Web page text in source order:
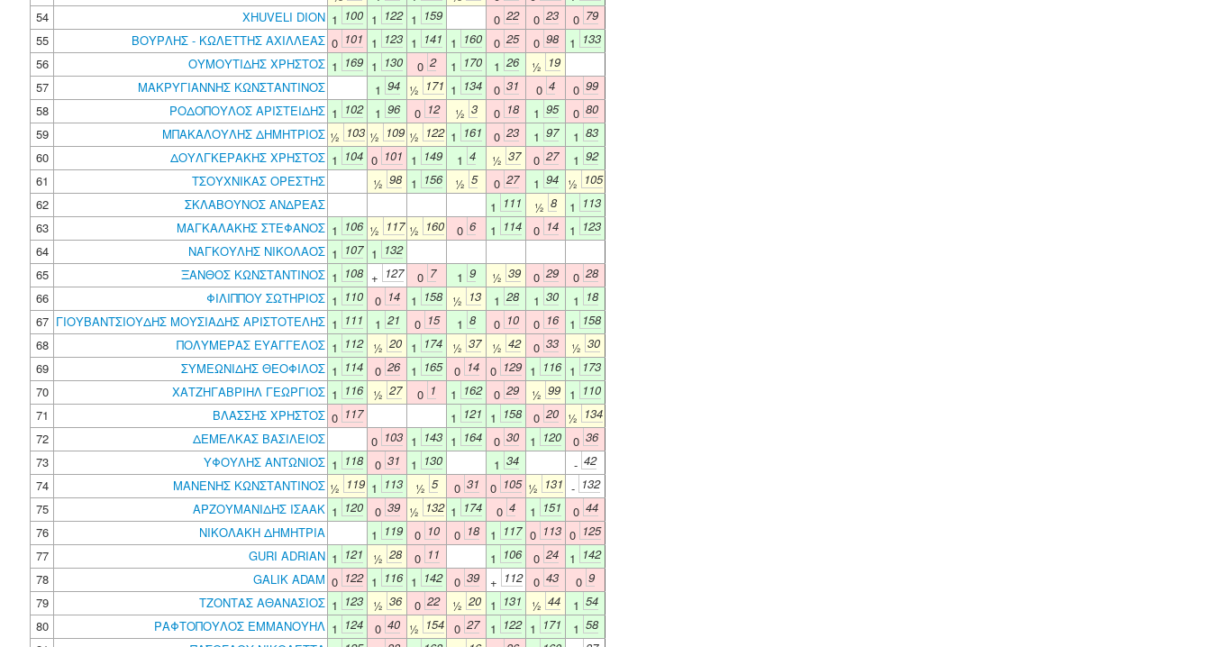
54
XHUVELI DION 1 100 1 122 1 159 0 22 0 23 0 79
55
ΒΟΥΡΛΗΣ - ΚΩΛΕΤΤΗΣ ΑΧΙΛΛΕΑΣ 0 101 1 123 1 141 1 160 0 25 0 98 1 133
56
ΟΥΜΟΥΤΙΔΗΣ ΧΡΗΣΤΟΣ 1 169 1 130 0 2 1 170 1 26 ½ 19
57
ΜΑΚΡΥΓΙΑΝΝΗΣ ΚΩΝΣΤΑΝΤΙΝΟΣ 1 94 ½ 171 1 134 0 31 0 4 0 99
58
ΡΟΔΟΠΟΥΛΟΣ ΑΡΙΣΤΕΙΔΗΣ 1 102 1 96 0 12 ½ 3 0 18 1 95 0 80
59
ΜΠΑΚΑΛΟΥΛΗΣ ΔΗΜΗΤΡΙΟΣ ½ 103 ½ 109 ½ 122 1 161 0 23 1 97 1 83
60
ΔΟΥΛΓΚΕΡΑΚΗΣ ΧΡΗΣΤΟΣ 1 104 0 101 1 149 1 4 ½ 37 0 27 1 92
61
ΤΣΟΥΧΝΙΚΑΣ ΟΡΕΣΤΗΣ ½ 98 1 156 ½ 5 0 27 1 94 ½ 105
62
ΣΚΛΑΒΟΥΝΟΣ ΑΝΔΡΕΑΣ 1 111 ½ 8 1 113
63
ΜΑΓΚΑΛΑΚΗΣ ΣΤΕΦΑΝΟΣ 1 106 ½ 117 ½ 160 0 6 1 114 0 14 1 123
64
ΝΑΓΚΟΥΛΗΣ ΝΙΚΟΛΑΟΣ 1 107 1 132
65
ΞΑΝΘΟΣ ΚΩΝΣΤΑΝΤΙΝΟΣ 1 108 + 127 0 7 1 9 ½ 39 0 29 0 28
66
ΦΙΛΙΠΠΟΥ ΣΩΤΗΡΙΟΣ 1 110 0 14 1 158 ½ 13 1 28 1 30 1 18
67 ΓΙΟΥΒΑΝΤΣΙΟΥΔΗΣ ΜΟΥΣΙΑΔΗΣ ΑΡΙΣΤΟΤΕΛΗΣ 1 111 1 21 0 15 1 8 0 10 0 16 1 158
68
ΠΟΛΥΜΕΡΑΣ ΕΥΑΓΓΕΛΟΣ 1 112 ½ 20 1 174 ½ 37 ½ 42 0 33 ½ 30
69
ΣΥΜΕΩΝΙΔΗΣ ΘΕΟΦΙΛΟΣ 1 114 0 26 1 165 0 14 0 129 1 116 1 173
70
ΧΑΤΖΗΓΑΒΡΙΗΛ ΓΕΩΡΓΙΟΣ 1 116 ½ 27 0 1 1 162 0 29 ½ 99 1 110
71
ΒΛΑΣΣΗΣ ΧΡΗΣΤΟΣ 0 117 1 121 1 158 0 20 ½ 134
72
ΔΕΜΕΛΚΑΣ ΒΑΣΙΛΕΙΟΣ 0 103 1 143 1 164 0 30 1 120 0 36
73
ΥΦΟΥΛΗΣ ΑΝΤΩΝΙΟΣ 1 118 0 31 1 130 1 34 - 42
74
ΜΑΝΕΝΗΣ ΚΩΝΣΤΑΝΤΙΝΟΣ ½ 119 1 113 ½ 5 0 31 0 105 ½ 131 - 132
75
ΑΡΖΟΥΜΑΝΙΔΗΣ ΙΣΑΑΚ 1 120 0 39 ½ 132 1 174 0 4 1 151 0 44
76
ΝΙΚΟΛΑΚΗ ΔΗΜΗΤΡΙΑ 1 119 0 10 0 18 1 117 0 113 0 125
77
GURI ADRIAN 1 121 ½ 28 0 11 1 106 0 24 1 142
78
GALIK ADAM 0 122 1 116 1 142 0 39 + 112 0 43 0 9
79
ΤΖΟΝΤΑΣ ΑΘΑΝΑΣΙΟΣ 1 123 ½ 36 0 22 ½ 20 1 131 ½ 44 1 54
80
ΡΑΦΤΟΠΟΥΛΟΣ ΕΜΜΑΝΟΥΗΛ 1 124 0 40 ½ 154 0 27 1 122 1 171 1 58